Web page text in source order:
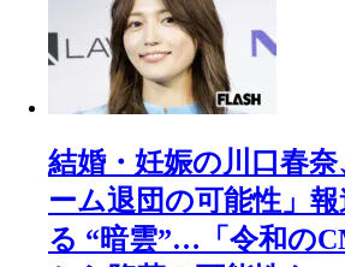
結婚・妊娠の川口春
ーム退団の可能性」
る “暗雲”…「令和の